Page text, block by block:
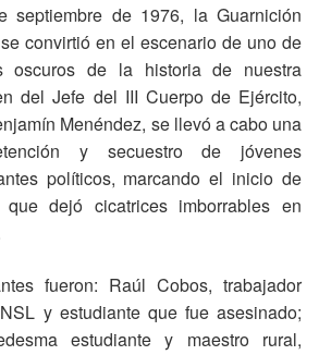
septiembre de 1976, la Guarnición
convirtió en el escenario de uno de
oscuros de la historia de nuestra
del Jefe del III Cuerpo de Ejército,
Menéndez, se llevó a cabo una
y secuestro de jóvenes
políticos, marcando el inicio de
dejó cicatrices imborrables en
fueron: Raúl Cobos, trabajador
y estudiante que fue asesinado;
estudiante y maestro rural,